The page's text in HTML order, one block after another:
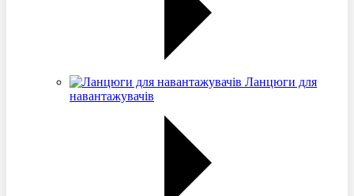
Ланцюги для
навантажувачів